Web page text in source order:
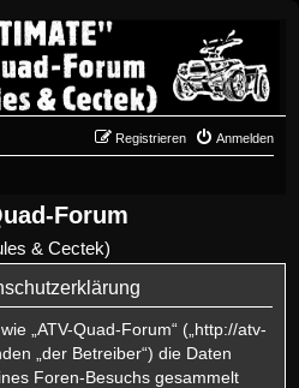
Anmelden
Registrieren
Forum
& Cectek)
„ATV-Quad-Forum“ („http://atv-
„der Betreiber“) die Daten
Foren-Besuchs gesammelt